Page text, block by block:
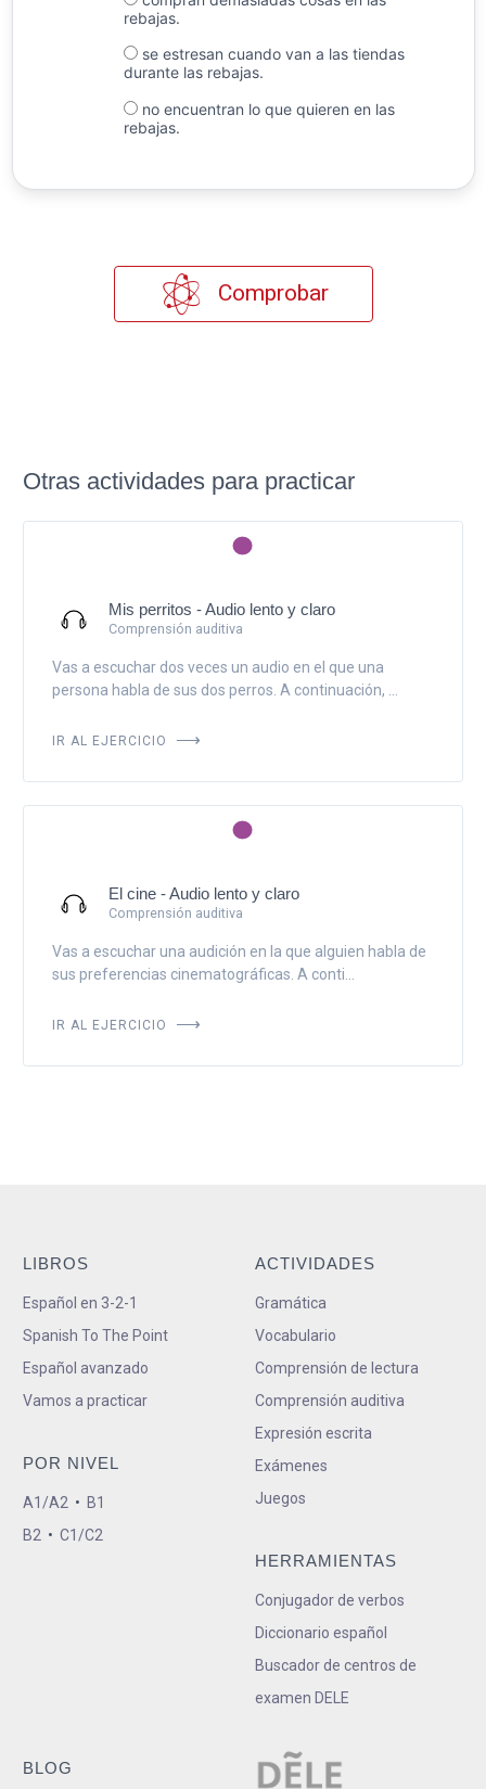
rebajas.
se estresan cuando van a las tiendas
durante las rebajas.
no encuentran lo que quieren en las
rebajas.
Comprobar
Otras actividades para practicar
Mis perritos - Audio lento y claro
Comprensión auditiva
Vas a escuchar dos veces un audio en el que una
persona habla de sus dos perros. A continuación, ...
IR AL EJERCICIO
El cine - Audio lento y claro
Comprensión auditiva
Vas a escuchar una audición en la que alguien habla de
sus preferencias cinematográficas. A conti...
IR AL EJERCICIO
LIBROS
Español en 3-2-1
Spanish To The Point
Español avanzado
Vamos a practicar
POR NIVEL
A1/A2 • B1
B2 • C1/C2
ACTIVIDADES
Gramática
Vocabulario
Comprensión de lectura
Comprensión auditiva
Expresión escrita
Exámenes
Juegos
HERRAMIENTAS
Conjugador de verbos
Diccionario español
Buscador de centros de
examen DELE
BLOG